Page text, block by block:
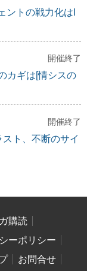
ントの戦力化はI
開催終了
カギは[情シスの
開催終了
ト、不断のサイ
購読
ーポリシー
お問合せ